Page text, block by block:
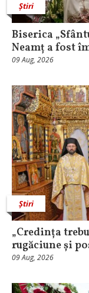
Știri
Biserica
Neamț a fost
09 Aug, 2026
Știri
„Credința
rugăciune și
09 Aug, 2026